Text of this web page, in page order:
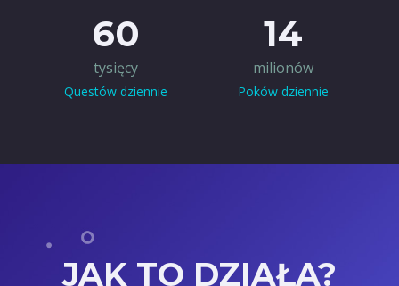
60
tysięcy
Questów dziennie
14
milionów
Poków dziennie
JAK TO DZIAŁA?